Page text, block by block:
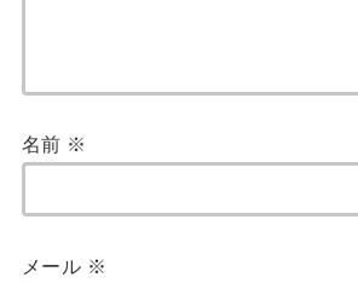
名前 ※
メール ※